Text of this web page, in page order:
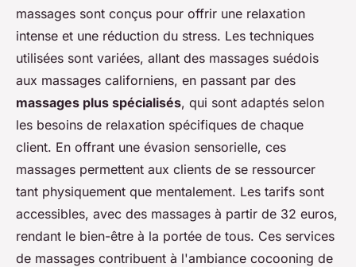
massages sont conçus pour offrir une relaxation
intense et une réduction du stress. Les techniques
utilisées sont variées, allant des massages suédois
aux massages californiens, en passant par des
massages plus spécialisés, qui sont adaptés selon
les besoins de relaxation spécifiques de chaque
client. En offrant une évasion sensorielle, ces
massages permettent aux clients de se ressourcer
tant physiquement que mentalement. Les tarifs sont
accessibles, avec des massages à partir de 32 euros,
rendant le bien-être à la portée de tous. Ces services
de massages contribuent à l'ambiance cocooning de